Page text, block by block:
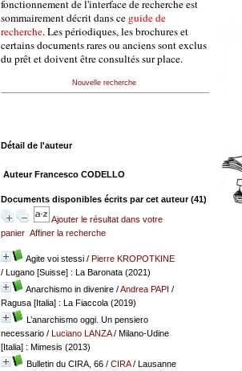
fonctionnement de l'interface de recherche est
sommairement décrit dans ce guide de
recherche. Les périodiques, les brochures et
certains documents rares ou anciens sont exclus
du prêt et doivent être consultés sur place.
Nouvelle recherche
Détail de l'auteur
Auteur Francesco CODELLO
Documents disponibles écrits par cet auteur (41)
Ajouter le résultat dans votre
panier Affiner la recherche
Agite voi stessi/ Pierre KROPOTKINE
/ Lugano [Suisse] : La Baronata (2021)
Anarchismo in divenire/Andrea PAPI /
Ragusa [Italia] : La Fiaccola (2019)
L’anarchismo oggi. Un pensiero
necessario/ Luciano LANZA/ Milano-Udine
[Italia] : Mimesis (2013)
Bulletin du CIRA, 66/ CIRA/ Lausanne